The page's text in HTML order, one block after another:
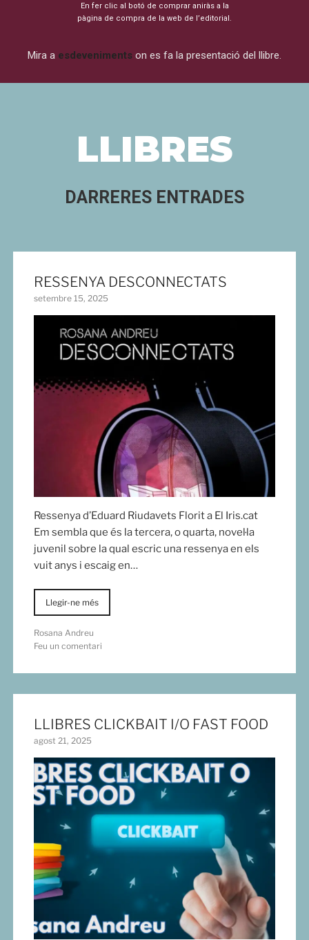
En fer clic al botó de comprar aniràs a la
pàgina de compra de la web de l’editorial.
Mira a esdeveniments on es fa la presentació del llibre.
LLIBRES
DARRERES ENTRADES
RESSENYA DESCONNECTATS
setembre 15, 2025
Ressenya d’Eduard Riudavets Florit a El Iris.cat
Em sembla que és la tercera, o quarta, novel·la
juvenil sobre la qual escric una ressenya en els
vuit anys i escaig en…
Llegir-ne més
Rosana Andreu
Feu un comentari
LLIBRES CLICKBAIT I/O FAST FOOD
agost 21, 2025